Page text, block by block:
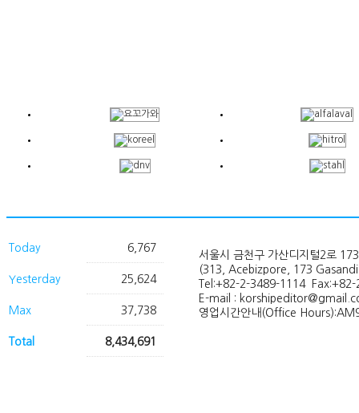
Today 6,767
Yesterday 25,624
Max 37,738
Total 8,434,691
서울시 금천구 가산디지털2로
(313, Acebizpore, 173
Tel:+82-2-3489-1114
E-mail :
영업시간안내(Office